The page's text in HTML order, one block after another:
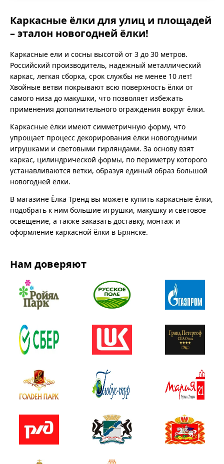
Каркасные ёлки для улиц и площадей
– эталон новогодней ёлки!
Каркасные ели и сосны высотой от 3 до 30 метров.
Российский производитель, надежный металлический
каркас, легкая сборка, срок службы не менее 10 лет!
Хвойные ветви покрывают всю поверхность ёлки от
самого низа до макушки, что позволяет избежать
применения дополнительного ограждения вокруг ёлки.
Каркасные ёлки имеют симметричную форму, что
упрощает процесс декорирования ёлки новогодними
игрушками и световыми гирляндами. За основу взят
каркас, цилиндрической формы, по периметру которого
устанавливаются ветки, образуя единый образ большой
новогодней ёлки.
В магазине Ёлка Тренд вы можете купить каркасные ёлки,
подобрать к ним большие игрушки, макушку и световое
освещение, а также заказать доставку, монтаж и
оформление каркасной ёлки в Брянске.
Нам доверяют